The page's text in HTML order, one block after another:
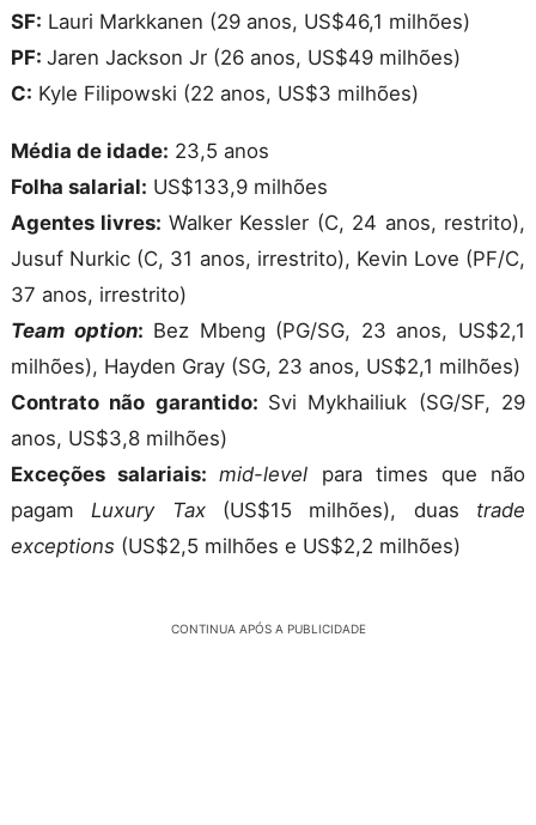
SF: Lauri Markkanen (29 anos, US$46,1 milhões)
PF: Jaren Jackson Jr (26 anos, US$49 milhões)
C: Kyle Filipowski (22 anos, US$3 milhões)
Média de idade: 23,5 anos
Folha salarial: US$133,9 milhões
Agentes livres: Walker Kessler (C, 24 anos, restrito),
Jusuf Nurkic (C, 31 anos, irrestrito), Kevin Love (PF/C,
37 anos, irrestrito)
Team option: Bez Mbeng (PG/SG, 23 anos, US$2,1
milhões), Hayden Gray (SG, 23 anos, US$2,1 milhões)
Contrato não garantido: Svi Mykhailiuk (SG/SF, 29
anos, US$3,8 milhões)
Exceções salariais:mid-level para times que não
pagamLuxury Tax(US$15 milhões), duas trade
exceptions (US$2,5 milhões e US$2,2 milhões)
CONTINUA APÓS A PUBLICIDADE